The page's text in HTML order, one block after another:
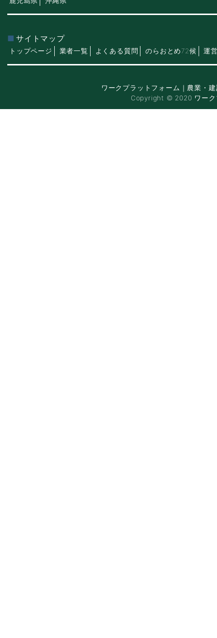
サイトマップ
トップページ 業者一覧 よくある質問 のらおとめ72候 運
ワークプラットフォーム｜農業・
Copyright © 2020 ワーク